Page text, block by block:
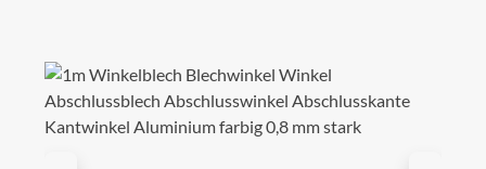
Bildergalerie überspringen